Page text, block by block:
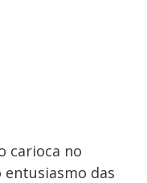
carioca no
das